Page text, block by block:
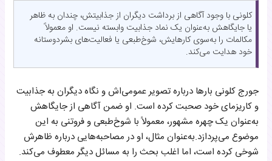
کلونی با وجود آگاهی از برداشت دیگران از جذابیتش، چندان به ظاهر
یا جایگاهش به‌عنوان یک نماد جذابیت وابسته نیست. او معمولاً
مکالمات را به‌سوی کارهایش، شوخ‌طبعی یا فعالیت‌های بشردوستانه
خود هدایت می‌کند.
جورج کلونی بارها درباره تصویر عمومی‌اش و نگاه دیگران به جذابیت
و کاریزمای خود صحبت کرده است. او ضمن آگاهی از جایگاهش
به‌عنوان یک چهره مشهور، معمولاً با شوخ‌طبعی و فروتنی به این
موضوع می‌پردازد.به‌عنوان مثال، او در مصاحبه‌هایی درباره ظاهرش
شوخی کرده است، اما اغلب بحث را به مسائل دیگر معطوف می‌کند.